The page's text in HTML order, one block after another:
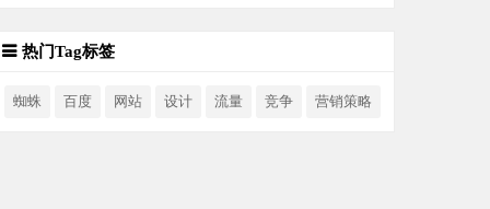
热门Tag标签
蜘蛛 百度 网站 设计 流量 竞争 营销策略